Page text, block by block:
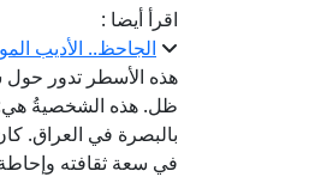
اقرأ أيضا :
الجاحظ.. الأديب
هذه الأسطر تدور حول
بالبصرة في العراق.
في سعة ثقافته